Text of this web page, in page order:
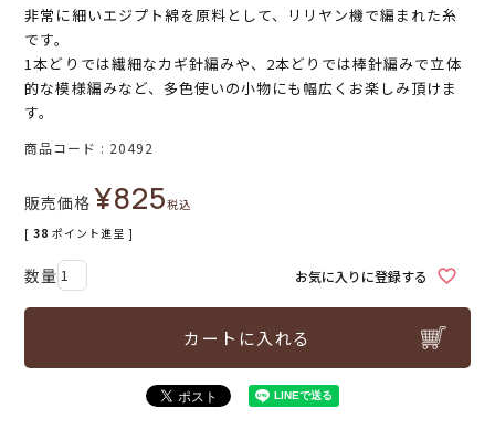
非常に細いエジプト綿を原料として、リリヤン機で編まれた糸
です。
1本どりでは繊細なカギ針編みや、2本どりでは棒針編みで立体
的な模様編みなど、多色使いの小物にも幅広くお楽しみ頂けま
す。
商品コード 20492
販売価格 ¥825税込
[ 38 ポイント進呈 ]
お気に入りに登録する
カートに入れる